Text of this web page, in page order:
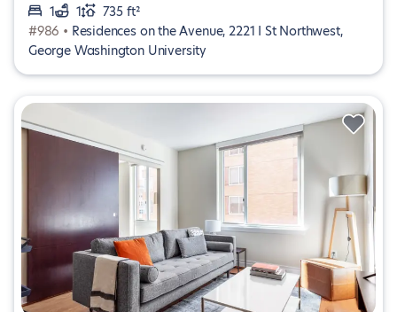
1
1
735 ft²
#986 • Residences on the Avenue, 2221 I St Northwest,
George Washington University